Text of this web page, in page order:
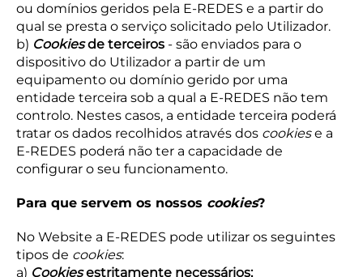
ou domínios geridos pela E-REDES e a partir do
qual se presta o serviço solicitado pelo Utilizador.
b) Cookiesde terceiros - são enviados para o
dispositivo do Utilizador a partir de um
equipamento ou domínio gerido por uma
entidade terceira sob a qual a E-REDES não tem
controlo. Nestes casos, a entidade terceira poderá
tratar os dados recolhidos através dos cookiese a
E-REDES poderá não ter a capacidade de
configurar o seu funcionamento.
Para que servem os nossos cookies?
No Website a E-REDES pode utilizar os seguintes
tipos de cookies:
a) Cookiesestritamente necessários;